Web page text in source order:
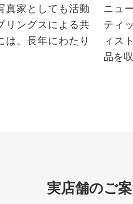
真家としても活動
リングスによる共
は、長年にわたり
ニュ
ティ
ィス
品を
実店舗のご